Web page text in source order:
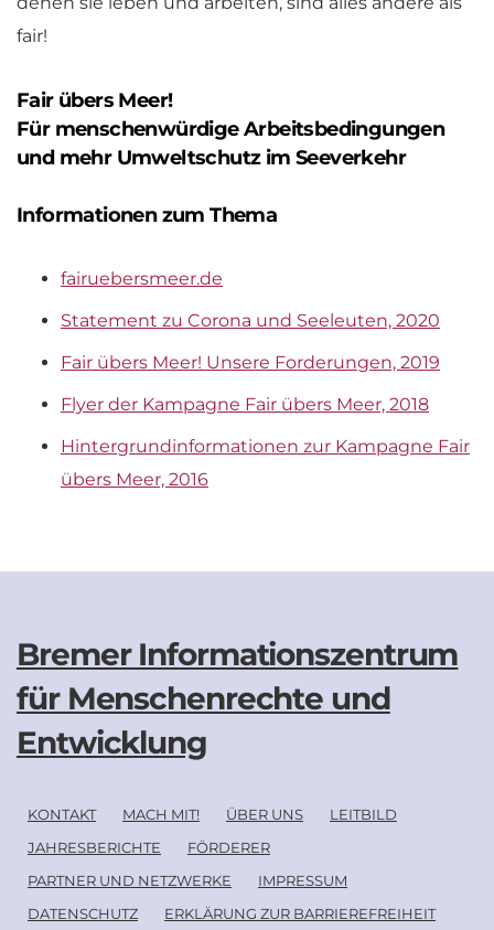
fair!
Fair übers Meer!
Für menschenwürdige Arbeitsbedingungen
und mehr Umweltschutz im Seeverkehr
Informationen zum Thema
fairuebersmeer.de
Statement zu Corona und Seeleuten, 2020
Fair übers Meer! Unsere Forderungen, 2019
Flyer der Kampagne Fair übers Meer, 2018
Hintergrundinformationen zur Kampagne Fair
übers Meer, 2016
Bremer Informationszentrum
für Menschenrechte und
Entwicklung
KONTAKT MACH MIT! ÜBER UNS
LEITBILD
JAHRESBERICHTE
FÖRDERER
PARTNER UND NETZWERKE
IMPRESSUM
DATENSCHUTZ
ERKLÄRUNG ZUR BARRIEREFREIHEIT